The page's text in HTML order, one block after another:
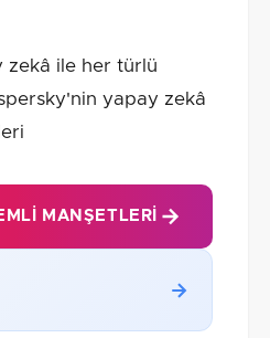
zekâ ile her türlü
yapay zekâ
MANŞETLERI